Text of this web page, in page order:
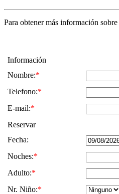
Para obtener más información sobre
Información
Nombre:*
Telefono:*
E-mail:*
Reservar
Fecha:
Noches:*
Adulto:*
Nr. Niño:*